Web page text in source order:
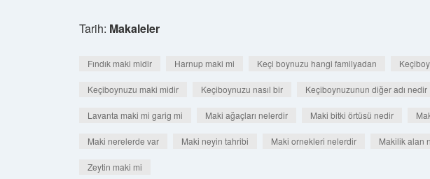
Tarih: Makaleler
Fındık maki midir Harnup maki mi Keçi boynuzu hangi familyadan
Keçiboynuzu maki midir Keçiboynuzu nasıl bir Keçiboynuzunun diğer adı nedir
Lavanta maki mi garig mi Maki ağaçları nelerdir Maki bitki örtüsü nedir
Maki nerelerde var Maki neyin tahribi Maki ornekleri nelerdir Makilik alan
Zeytin maki mi